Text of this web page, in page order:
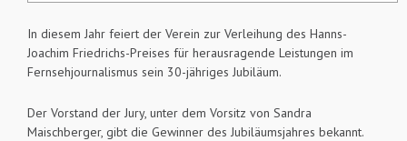
In diesem Jahr feiert der Verein zur Verleihung des Hanns-
Joachim Friedrichs-Preises für herausragende Leistungen im
Fernsehjournalismus sein 30-jähriges Jubiläum.
Der Vorstand der Jury, unter dem Vorsitz von Sandra
Maischberger, gibt die Gewinner des Jubiläumsjahres bekannt.